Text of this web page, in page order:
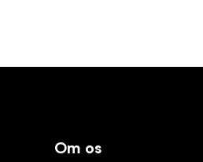
Om os